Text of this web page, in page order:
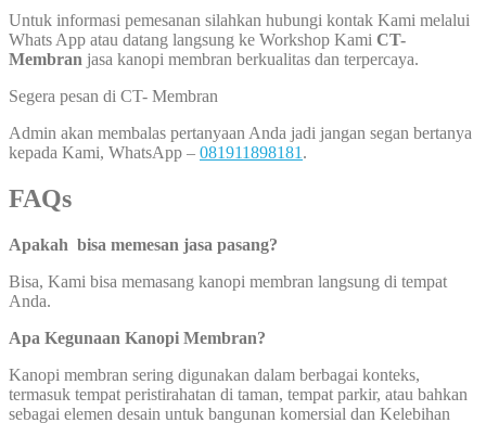
Untuk informasi pemesanan silahkan hubungi kontak Kami melalui
Whats App atau datang langsung ke Workshop Kami CT-
Membran jasa kanopi membran berkualitas dan terpercaya.
Segera pesan di CT- Membran
Admin akan membalas pertanyaan Anda jadi jangan segan bertanya
kepada Kami, WhatsApp – 081911898181 .
FAQs
Apakah bisa memesan jasa pasang?
Bisa, Kami bisa memasang kanopi membran langsung di tempat
Anda.
Apa Kegunaan Kanopi Membran?
Kanopi membran sering digunakan dalam berbagai konteks,
termasuk tempat peristirahatan di taman, tempat parkir, atau bahkan
sebagai elemen desain untuk bangunan komersial dan Kelebihan